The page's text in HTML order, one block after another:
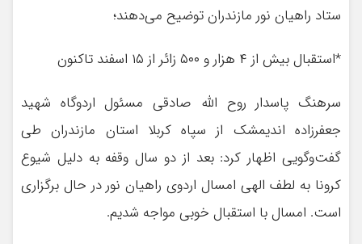
ستاد راهیان نور مازندران توضیح می‌دهند؛
*استقبال بیش از ۴ هزار و ۵۰۰ زائر از ۱۵ اسفند تاکنون
سرهنگ پاسدار روح الله صادقی مسئول اردوگاه شهید
جعفرزاده اندیمشک از سپاه کربلا استان مازندران طی
گفت‌وگویی اظهار کرد: بعد از دو سال وقفه به دلیل شیوع
کرونا به لطف الهی امسال اردوی راهیان نور در حال برگزاری
است. امسال با استقبال خوبی مواجه شدیم.